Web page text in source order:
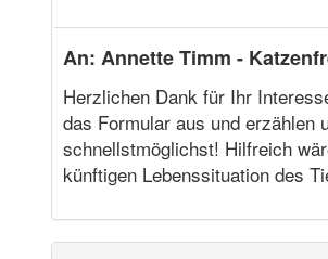
An: Annette Timm -
Herzlichen Dank für Ihr
das Formular aus und erzählen
schnellstmöglichst! Hilfreich
künftigen Lebenssituation des